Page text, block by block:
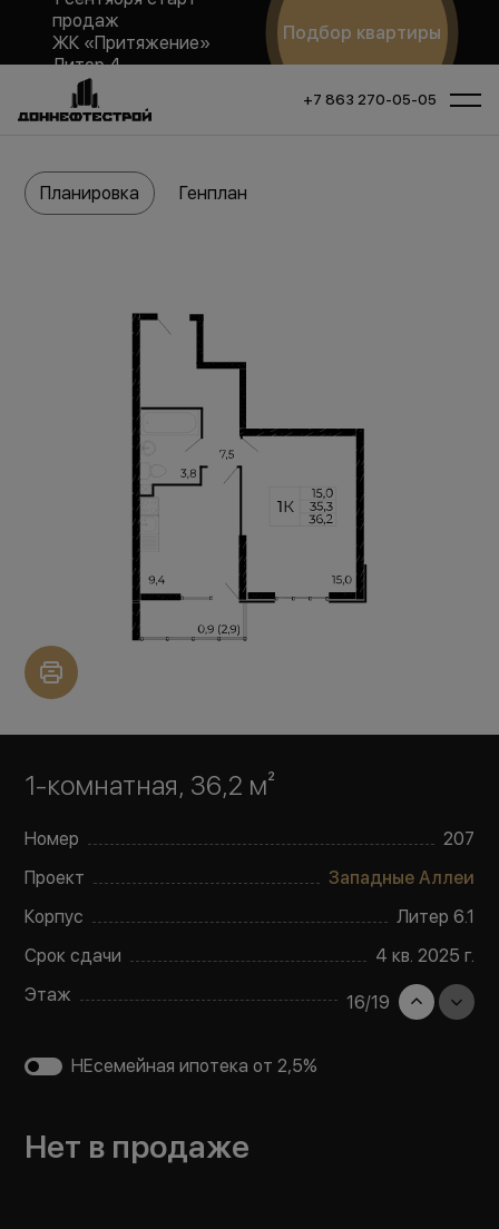
продаж
ЖК «Притяжение»
Литер 4
Подбор квартиры
+7 863 270-05-05
1-комнатная, 36,2 м²
Номер
207
Проект
Западные Аллеи
Корпус
Литер 6.1
Срок сдачи
4 кв. 2025 г.
Этаж
16/19
НЕсемейная ипотека от 2,5%
Нет в продаже
Планировка Генплан